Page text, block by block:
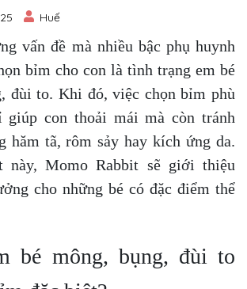
Huế
vấn đề mà nhiều bậc phụ huynh
bỉm cho con là tình trạng em bé
đùi to. Khi đó, việc chọn bỉm phù
giúp con thoải mái mà còn tránh
hăm tã, rôm sảy hay kích ứng da.
này, Momo Rabbit sẽ giới thiệu
cho những bé có đặc điểm thể
bé mông, bụng, đùi to